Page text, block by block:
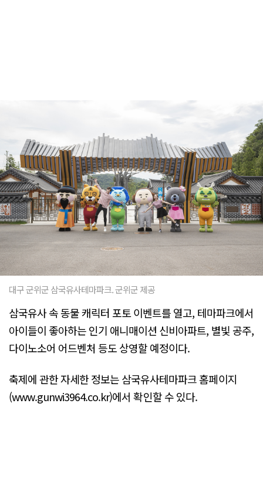
대구 군위군 삼국유사테마파크. 군위군 제공
삼국유사 속 동물 캐릭터 포토 이벤트를 열고, 테마파크에서
아이들이 좋아하는 인기 애니매이션 신비아파트, 별빛 공주,
다이노소어 어드벤처 등도 상영할 예정이다.
축제에 관한 자세한 정보는 삼국유사테마파크 홈페이지
(www.gunwi3964.co.kr)에서 확인할 수 있다.